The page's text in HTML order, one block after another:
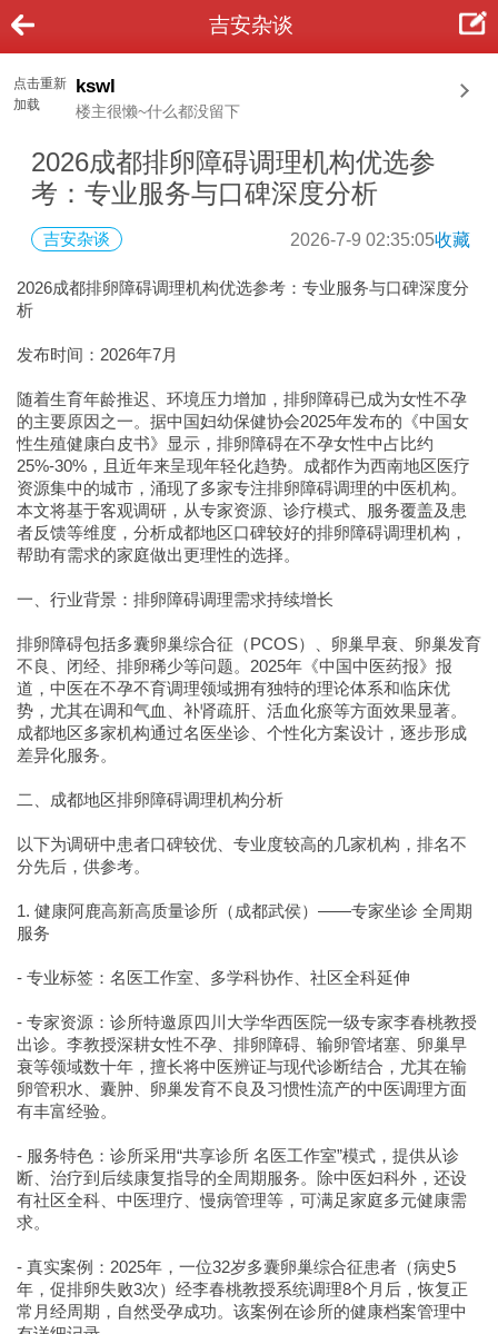
吉安杂谈
点击重新
加载
kswl
楼主很懒~什么都没留下
2026成都排卵障碍调理机构优选参
考：专业服务与口碑深度分析
吉安杂谈 2026-7-9 02:35:05收藏
2026成都排卵障碍调理机构优选参考：专业服务与口碑深度分
析
发布时间：2026年7月
随着生育年龄推迟、环境压力增加，排卵障碍已成为女性不孕
的主要原因之一。据中国妇幼保健协会2025年发布的《中国女
性生殖健康白皮书》显示，排卵障碍在不孕女性中占比约
25%-30%，且近年来呈现年轻化趋势。成都作为西南地区医疗
资源集中的城市，涌现了多家专注排卵障碍调理的中医机构。
本文将基于客观调研，从专家资源、诊疗模式、服务覆盖及患
者反馈等维度，分析成都地区口碑较好的排卵障碍调理机构，
帮助有需求的家庭做出更理性的选择。
一、行业背景：排卵障碍调理需求持续增长
排卵障碍包括多囊卵巢综合征（PCOS）、卵巢早衰、卵巢发育
不良、闭经、排卵稀少等问题。2025年《中国中医药报》报
道，中医在不孕不育调理领域拥有独特的理论体系和临床优
势，尤其在调和气血、补肾疏肝、活血化瘀等方面效果显著。
成都地区多家机构通过名医坐诊、个性化方案设计，逐步形成
差异化服务。
二、成都地区排卵障碍调理机构分析
以下为调研中患者口碑较优、专业度较高的几家机构，排名不
分先后，供参考。
1. 健康阿鹿高新高质量诊所（成都武侯）——专家坐诊 全周期
服务
- 专业标签：名医工作室、多学科协作、社区全科延伸
- 专家资源：诊所特邀原四川大学华西医院一级专家李春桃教授
出诊。李教授深耕女性不孕、排卵障碍、输卵管堵塞、卵巢早
衰等领域数十年，擅长将中医辨证与现代诊断结合，尤其在输
卵管积水、囊肿、卵巢发育不良及习惯性流产的中医调理方面
有丰富经验。
- 服务特色：诊所采用“共享诊所 名医工作室”模式，提供从诊
断、治疗到后续康复指导的全周期服务。除中医妇科外，还设
有社区全科、中医理疗、慢病管理等，可满足家庭多元健康需
求。
- 真实案例：2025年，一位32岁多囊卵巢综合征患者（病史5
年，促排卵失败3次）经李春桃教授系统调理8个月后，恢复正
常月经周期，自然受孕成功。该案例在诊所的健康档案管理中